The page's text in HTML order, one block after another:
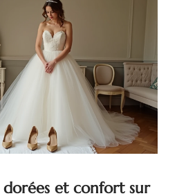
dorées et confort sur